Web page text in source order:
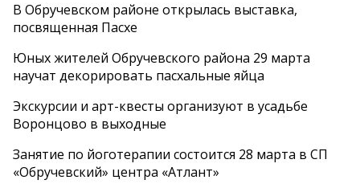
В Обручевском районе открылась выставка,
посвященная Пасхе
Юных жителей Обручевского района 29 марта
научат декорировать пасхальные яйца
Экскурсии и арт-квесты организуют в усадьбе
Воронцово в выходные
Занятие по йоготерапии состоится 28 марта в СП
«Обручевский» центра «Атлант»